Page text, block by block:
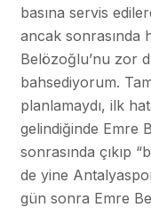
basına servis
ancak sonrasında
Belözoğlu’nu zor
bahsediyorum.
planlamaydı, ilk
gelindiğinde Emre
sonrasında çıkıp
de yine
gün sonra Emre